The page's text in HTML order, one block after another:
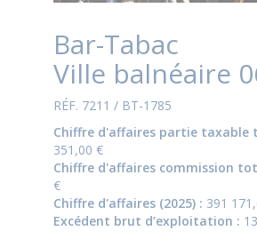
Bar-Tabac
Ville balnéaire
RÉF. 7211 / BT-1785
Chiffre d'affaires partie taxable
351,00 €
Chiffre d'affaires commission
€
Chiffre d'affaires (2025) : 391
Excédent brut d’exploitation :